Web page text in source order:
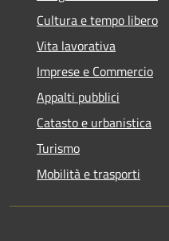
Cultura e tempo libero
Vita lavorativa
Imprese e Commercio
Appalti pubblici
Catasto e urbanistica
Turismo
Mobilità e trasporti